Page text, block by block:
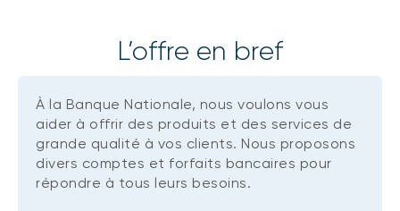
NOS SOLUTIONS BANCAIRES
Cartes de crédit
L’offre en bref
À la Banque Nationale, nous voulons vous
aider à offrir des produits et des services de
grande qualité à vos clients. Nous proposons
divers comptes et forfaits bancaires pour
répondre à tous leurs besoins.